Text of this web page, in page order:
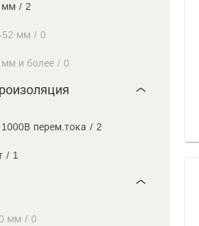
мм / 2
52 мм / 0
мм и более / 0
1000В перем.тока / 2
/ 1
мм / 0